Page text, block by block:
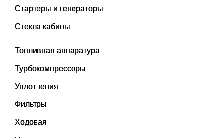
Стартеры и генераторы
Стекла кабины
Топливная аппаратура
Турбокомпрессоры
Уплотнения
Фильтры
Ходовая